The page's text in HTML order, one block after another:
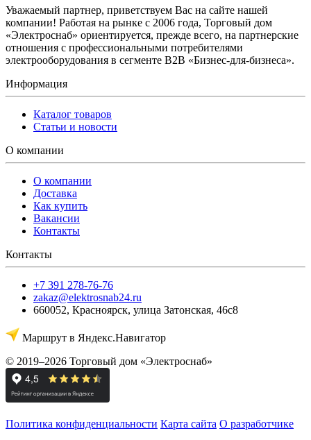
Уважаемый партнер, приветствуем Вас на сайте нашей
компании! Работая на рынке с 2006 года, Торговый дом
«Электроснаб» ориентируется, прежде всего, на партнерские
отношения с профессиональными потребителями
электрооборудования в сегменте B2B «Бизнес-для-бизнеса».
Информация
Каталог товаров
Статьи и новости
О компании
О компании
Доставка
Как купить
Вакансии
Контакты
Контакты
+7 391 278-76-76
zakaz@elektrosnab24.ru
660052, Красноярск, улица Затонская, 46с8
Маршрут в Яндекс.Навигатор
© 2019–2026 Торговый дом «Электроснаб»
Политика конфиденциальности Карта сайта О разработчике